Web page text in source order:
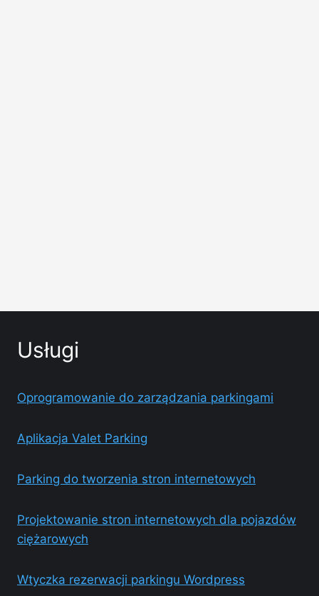
Usługi
Oprogramowanie do zarządzania parkingami
Aplikacja Valet Parking
Parking do tworzenia stron internetowych
Projektowanie stron internetowych dla pojazdów
ciężarowych
Wtyczka rezerwacji parkingu Wordpress